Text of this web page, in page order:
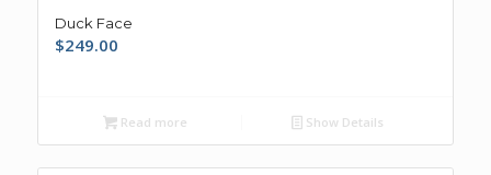
Duck Face
$249.00
Read more Show Details